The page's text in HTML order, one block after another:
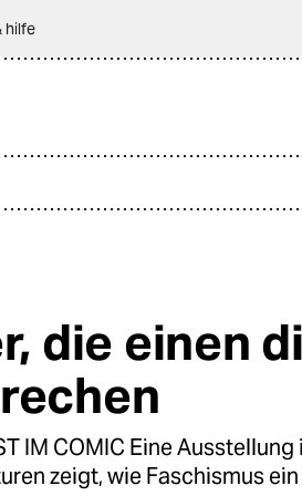
hilfe
die einen
IM COMIC Eine
zeigt, wie Faschismus